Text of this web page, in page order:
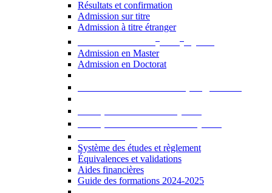
Résultats et confirmation
Admission sur titre
Admission à titre étranger
Admission en Master
Admission en Doctorat
Système des études et règlement
Équivalences et validations
Aides financières
Guide des formations 2024-2025